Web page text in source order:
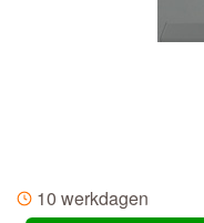
10 werkdagen